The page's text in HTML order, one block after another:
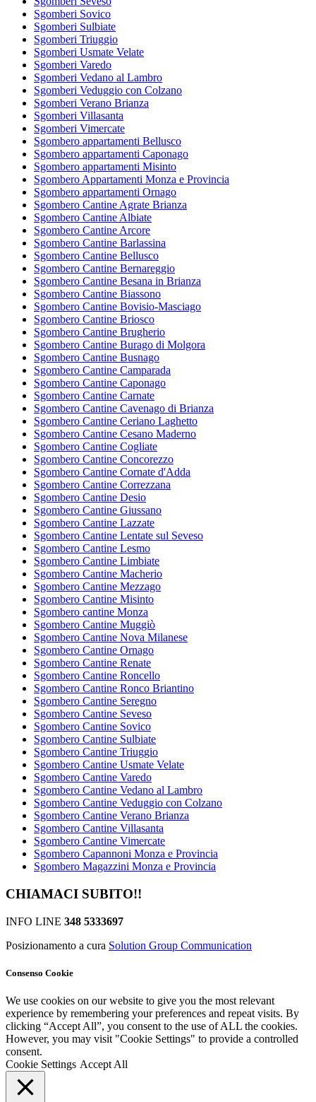
Sgomberi Sovico
Sgomberi Sulbiate
Sgomberi Triuggio
Sgomberi Usmate Velate
Sgomberi Varedo
Sgomberi Vedano al Lambro
Sgomberi Veduggio con Colzano
Sgomberi Verano Brianza
Sgomberi Villasanta
Sgomberi Vimercate
Sgombero appartamenti Bellusco
Sgombero appartamenti Caponago
Sgombero appartamenti Misinto
Sgombero Appartamenti Monza e Provincia
Sgombero appartamenti Ornago
Sgombero Cantine Agrate Brianza
Sgombero Cantine Albiate
Sgombero Cantine Arcore
Sgombero Cantine Barlassina
Sgombero Cantine Bellusco
Sgombero Cantine Bernareggio
Sgombero Cantine Besana in Brianza
Sgombero Cantine Biassono
Sgombero Cantine Bovisio-Masciago
Sgombero Cantine Briosco
Sgombero Cantine Brugherio
Sgombero Cantine Burago di Molgora
Sgombero Cantine Busnago
Sgombero Cantine Camparada
Sgombero Cantine Caponago
Sgombero Cantine Carnate
Sgombero Cantine Cavenago di Brianza
Sgombero Cantine Ceriano Laghetto
Sgombero Cantine Cesano Maderno
Sgombero Cantine Cogliate
Sgombero Cantine Concorezzo
Sgombero Cantine Cornate d'Adda
Sgombero Cantine Correzzana
Sgombero Cantine Desio
Sgombero Cantine Giussano
Sgombero Cantine Lazzate
Sgombero Cantine Lentate sul Seveso
Sgombero Cantine Lesmo
Sgombero Cantine Limbiate
Sgombero Cantine Macherio
Sgombero Cantine Mezzago
Sgombero Cantine Misinto
Sgombero cantine Monza
Sgombero Cantine Muggiò
Sgombero Cantine Nova Milanese
Sgombero Cantine Ornago
Sgombero Cantine Renate
Sgombero Cantine Roncello
Sgombero Cantine Ronco Briantino
Sgombero Cantine Seregno
Sgombero Cantine Seveso
Sgombero Cantine Sovico
Sgombero Cantine Sulbiate
Sgombero Cantine Triuggio
Sgombero Cantine Usmate Velate
Sgombero Cantine Varedo
Sgombero Cantine Vedano al Lambro
Sgombero Cantine Veduggio con Colzano
Sgombero Cantine Verano Brianza
Sgombero Cantine Villasanta
Sgombero Cantine Vimercate
Sgombero Capannoni Monza e Provincia
Sgombero Magazzini Monza e Provincia
CHIAMACI SUBITO!!
INFO LINE 348 5333697
Posizionamento a cura Solution Group Communication
Consenso Cookie
We use cookies on our website to give you the most relevant
experience by remembering your preferences and repeat visits. By
clicking “Accept All”, you consent to the use of ALL the cookies.
However, you may visit "Cookie Settings" to provide a controlled
consent.
Cookie Settings Accept All